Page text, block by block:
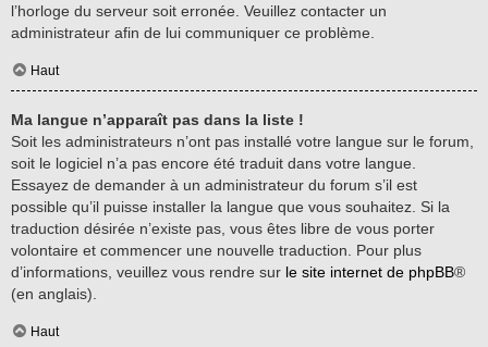
l’horloge du serveur soit erronée. Veuillez contacter un
administrateur afin de lui communiquer ce problème.
Haut
Ma langue n’apparaît pas dans la liste !
Soit les administrateurs n’ont pas installé votre langue sur le forum,
soit le logiciel n’a pas encore été traduit dans votre langue.
Essayez de demander à un administrateur du forum s’il est
possible qu’il puisse installer la langue que vous souhaitez. Si la
traduction désirée n’existe pas, vous êtes libre de vous porter
volontaire et commencer une nouvelle traduction. Pour plus
d’informations, veuillez vous rendre sur le site internet de phpBB®
(en anglais).
Haut